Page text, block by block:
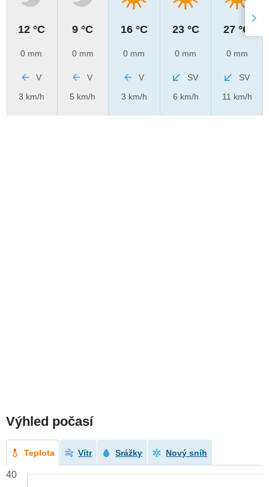
12 °C
0 mm
V
3 km/h
9 °C
0 mm
V
5 km/h
16 °C
0 mm
V
3 km/h
23 °C
0 mm
SV
6 km/h
27 °C
0 mm
SV
11 km/h
Výhled počasí
Teplota Vítr Srážky Nový sníh
40